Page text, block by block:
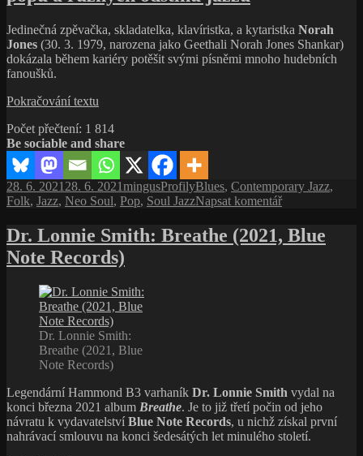
A Day
In
The
Jedinečná zpěvačka, skladatelka, klavíristka, a kytaristka Norah
Jones (30. 3. 1979, narozena jako Geethali Norah Jones Shankar)
dokázala během kariéry potěšit svými písněmi mnoho hudebních
fanoušků.
Pokračování textu
na
pomezí
folku,
rocku,
popu
a různých
jazzu
Počet přečtení: 1 814
Be sociable and share
Publikováno:
28. 6. 2021 28. 6. 2021Autor:
mingusRubriky:
ProfilyŠtítky:
Blues, Contemporary Jazz,
Folk, Jazz, Neo Soul, Pop, Soul JazzNapsat komentářpro
názvem
jazzu
Dr. Lonnie Smith: Breathe (2021, Blue
Note Records)
Dr. Lonnie Smith:
Breathe (2021, Blue
Note Records)
Legendární Hammond B3 varhaník Dr. Lonnie Smith vydal na
konci března 2021 album Breathe. Je to již třetí počin od jeho
návratu k vydavatelství Blue Note Records, u nichž získal první
nahrávací smlouvu na konci šedesátých let minulého století.